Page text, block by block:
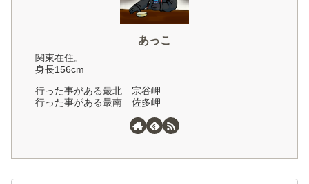
あっこ
関東在住。
身長156cm
行った事がある最北 宗谷岬
行った事がある最南 佐多岬